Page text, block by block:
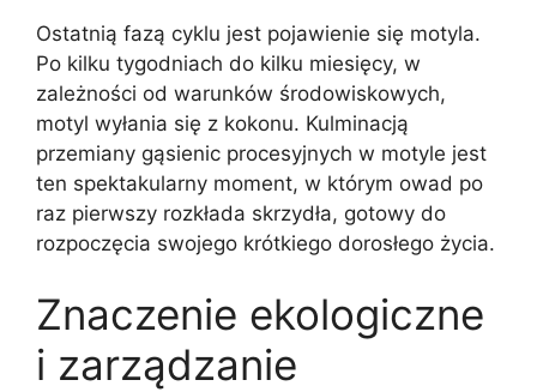
Ostatnią fazą cyklu jest pojawienie się motyla.
Po kilku tygodniach do kilku miesięcy, w
zależności od warunków środowiskowych,
motyl wyłania się z kokonu. Kulminacją
przemiany gąsienic procesyjnych w motyle jest
ten spektakularny moment, w którym owad po
raz pierwszy rozkłada skrzydła, gotowy do
rozpoczęcia swojego krótkiego dorosłego życia.
Znaczenie ekologiczne
i zarządzanie